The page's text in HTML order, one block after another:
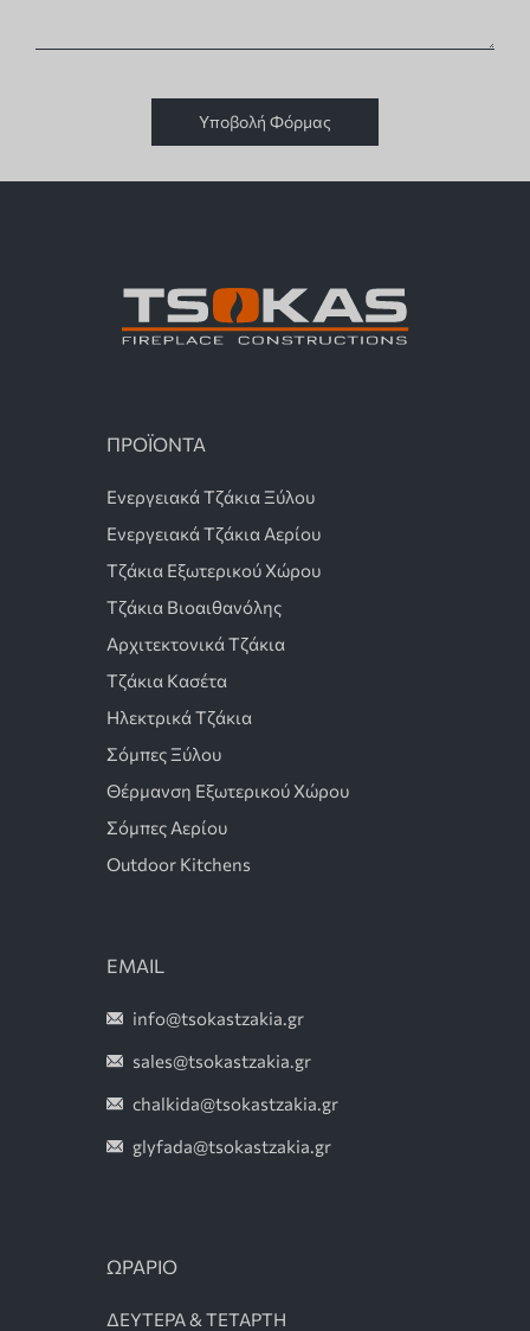
Υποβολή Φόρμας
ΠΡΟΪΟΝΤΑ
Ενεργειακά Τζάκια Ξύλου
Ενεργειακά Τζάκια Αερίου
Τζάκια Εξωτερικού Χώρου
Τζάκια Βιοαιθανόλης
Αρχιτεκτονικά Τζάκια
Τζάκια Κασέτα
Ηλεκτρικά Τζάκια
Σόμπες Ξύλου
Θέρμανση Εξωτερικού Χώρου
Σόμπες Αερίου
Outdoor Kitchens
EMAIL
info@tsokastzakia.gr
sales@tsokastzakia.gr
chalkida@tsokastzakia.gr
glyfada@tsokastzakia.gr
ΩΡΑΡΙΟ
ΔΕΥΤΕΡΑ & ΤΕΤΑΡΤΗ